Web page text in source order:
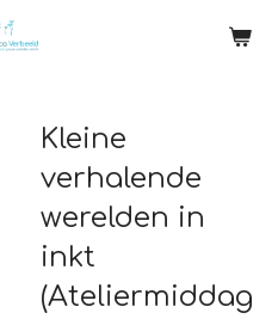
Kleine
verhalende
werelden in
inkt
(Ateliermiddag